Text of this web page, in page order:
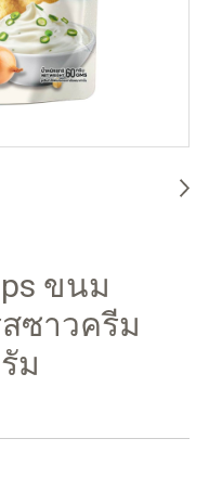
ขนม
ซาวครีม
ม